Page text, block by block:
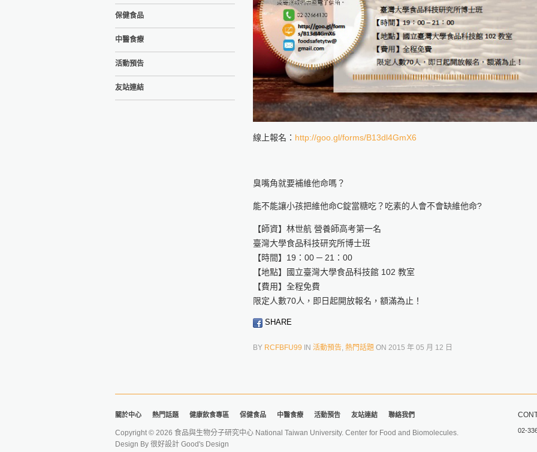
保健食品
中醫食療
活動預告
友站連結
線上報名： http://goo.gl/forms/B13dl4GmX6
臭嘴角就要補維他命嗎？
能不能讓小孩把維他命C錠當糖吃？吃素的人會不會缺維他命?
【師資】林世航 營養師高考第一名
臺灣大學食品科技研究所博士班
【時間】19：00 ─ 21：00
【地點】國立臺灣大學食品科技館 102 教室
【費用】全程免費
限定人數70人，即日起開放報名，額滿為止！
SHARE
BY RCFBFU99 IN 活動預告, 熱門話題 ON 2015 年 05 月 12 日
02-
關於中心 熱門話題 健康飲食專區 保健食品 中醫食療 活動預告 友站連結 聯絡我們
Copyright © 2026 食品與生物分子研究中心 National Taiwan University. Center for Food and Biomolecules.
Design By 很好設計 Good's Design